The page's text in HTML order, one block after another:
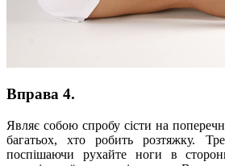
Вправа 4.
Являє собою спробу сісти на
багатьох, хто робить розтяжку.
поспішаючи рухайте ноги в